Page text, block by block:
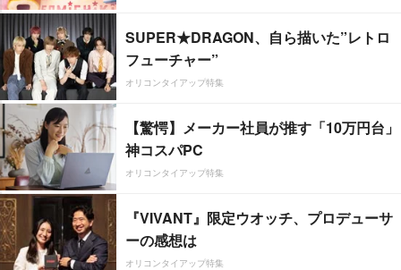
SUPER★DRAGON、自ら描いた”レトロ
フューチャー”
オリコンタイアップ特集
【驚愕】メーカー社員が推す「10万円台」
神コスパPC
オリコンタイアップ特集
『VIVANT』限定ウオッチ、プロデューサ
ーの感想は
オリコンタイアップ特集